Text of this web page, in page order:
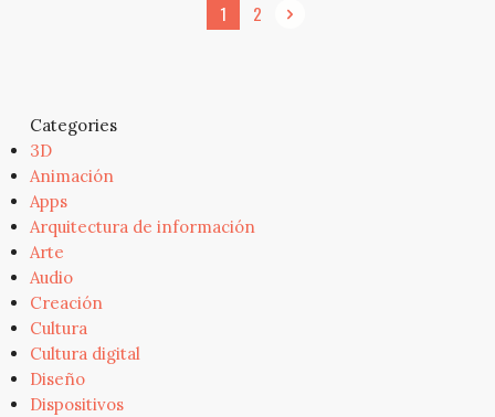
1 2
Categories
3D
Animación
Apps
Arquitectura de información
Arte
Audio
Creación
Cultura
Cultura digital
Diseño
Dispositivos